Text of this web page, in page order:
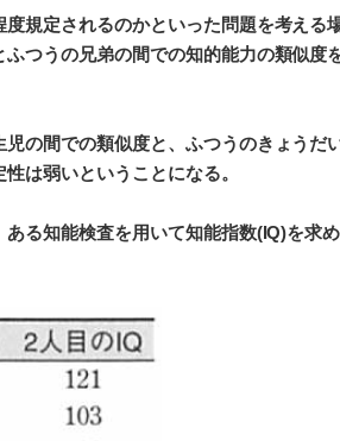
規定されるのかといった問題を考える
つうの兄弟の間での知的能力の類似度
の間での類似度と、ふつうのきょうだ
は弱いということになる。
る知能検査を用いて知能指数(IQ)を求